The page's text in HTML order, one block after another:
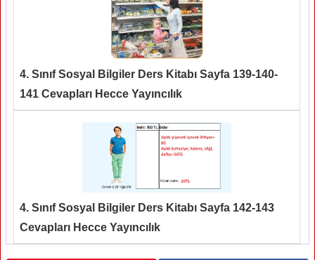
4. Sınıf Sosyal Bilgiler Ders Kitabı Sayfa 139-140-
141 Cevapları Hecce Yayıncılık
4. Sınıf Sosyal Bilgiler Ders Kitabı Sayfa 142-143
Cevapları Hecce Yayıncılık